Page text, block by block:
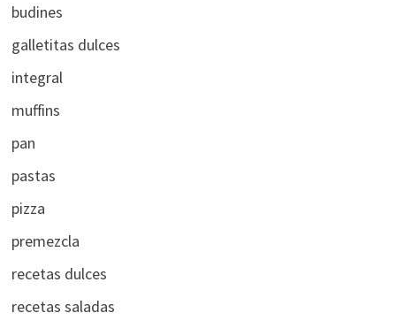
budines
galletitas dulces
integral
muffins
pan
pastas
pizza
premezcla
recetas dulces
recetas saladas